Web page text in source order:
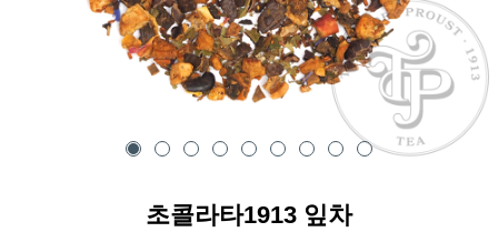
초콜라타1913 잎차